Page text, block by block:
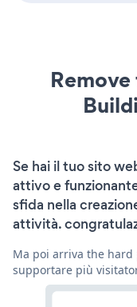
Se hai il tuo sito
attivo e
sfida nella
attività.
Ma poi arriva the
supportare più